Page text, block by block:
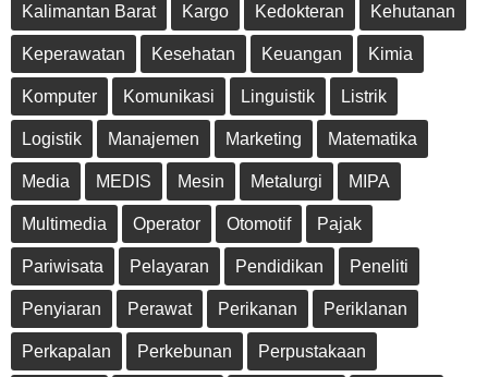
Kalimantan Barat Kargo Kedokteran Kehutanan
Keperawatan Kesehatan Keuangan Kimia
Komputer Komunikasi Linguistik Listrik
Logistik Manajemen Marketing Matematika
Media MEDIS Mesin Metalurgi MIPA
Multimedia Operator Otomotif Pajak
Pariwisata Pelayaran Pendidikan Peneliti
Penyiaran Perawat Perikanan Periklanan
Perkapalan Perkebunan Perpustakaan